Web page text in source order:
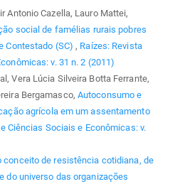
Antonio Cazella, Lauro Mattei,
social de famélias rurais pobres
Contestado (SC) , Raízes: Revista
v. 31 n. 2 (2011)
Vera Lúcia Silveira Botta Ferrante,
Bergamasco, Autoconsumo e
agrícola em um assentamento
Ciências Sociais e Econômicas: v.
conceito de resistência cotidiana, de
do universo das organizações